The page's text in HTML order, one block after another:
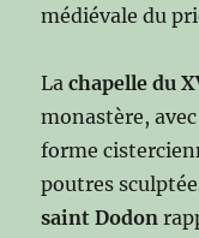
médiévale du
Lachapelle du
monastère,
forme
poutres
saint Dodon